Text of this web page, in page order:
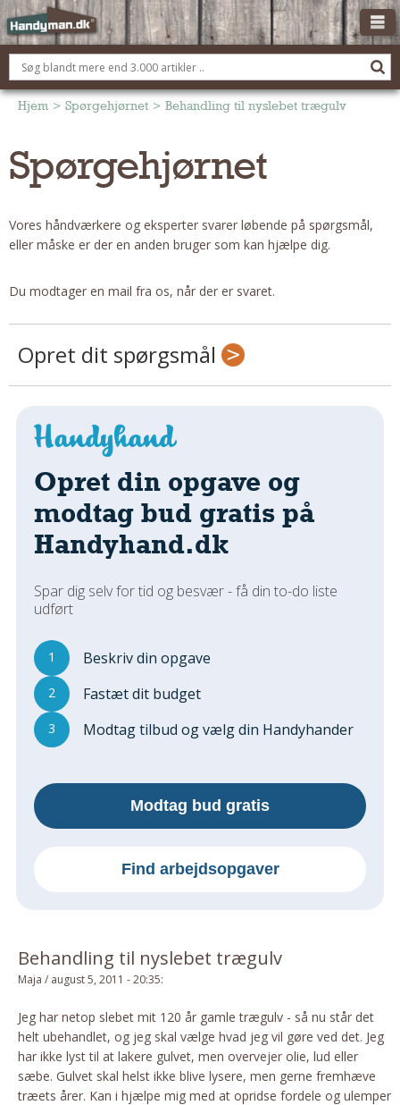
OM HANDYMAN.DK
FÅ 3 TILBUD
BOLIG KØBERÅDGIVNING
Montage Og Nybyg
Reparation Og Vedligehold
Om Materialer
Om Værktøj
Udskiftning Og Montage
Om Materialer
Tips Og Tests
VVS
Montage Og Udskiftning
Reparation Og Vedligehold
Varme Og Energi
Andet
MALER
Indendørs
Udendørs
Kan Det Males?
MURER
Reparationer
Om Materialer
HANDYMAN
Tips Og Tricks
Kemi
Andet
Båd
GARTNER
Hjem > Spørgehjørnet > Behandling til nyslebet trægulv
Spørgehjørnet
Vores håndværkere og eksperter svarer løbende på spørgsmål,
eller måske er der en anden bruger som kan hjælpe dig.
Du modtager en mail fra os, når der er svaret.
Opret dit spørgsmål
Opret din opgave og
modtag bud gratis på
Handyhand.dk
Spar dig selv for tid og besvær - få din to-do liste
udført
1 Beskriv din opgave
2 Fastæt dit budget
3 Modtag tilbud og vælg din Handyhander
Modtag bud gratis
Find arbejdsopgaver
Behandling til nyslebet trægulv
Maja / august 5, 2011 - 20:35:
Jeg har netop slebet mit 120 år gamle trægulv - så nu står det
helt ubehandlet, og jeg skal vælge hvad jeg vil gøre ved det. Jeg
har ikke lyst til at lakere gulvet, men overvejer olie, lud eller
sæbe. Gulvet skal helst ikke blive lysere, men gerne fremhæve
træets årer. Kan i hjælpe mig med at opridse fordele og ulemper